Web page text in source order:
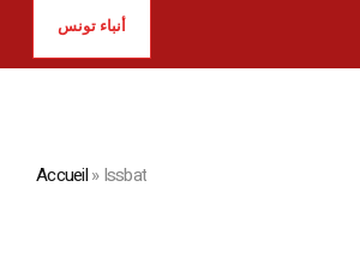
أنباء تونس
Accueil»Issbat